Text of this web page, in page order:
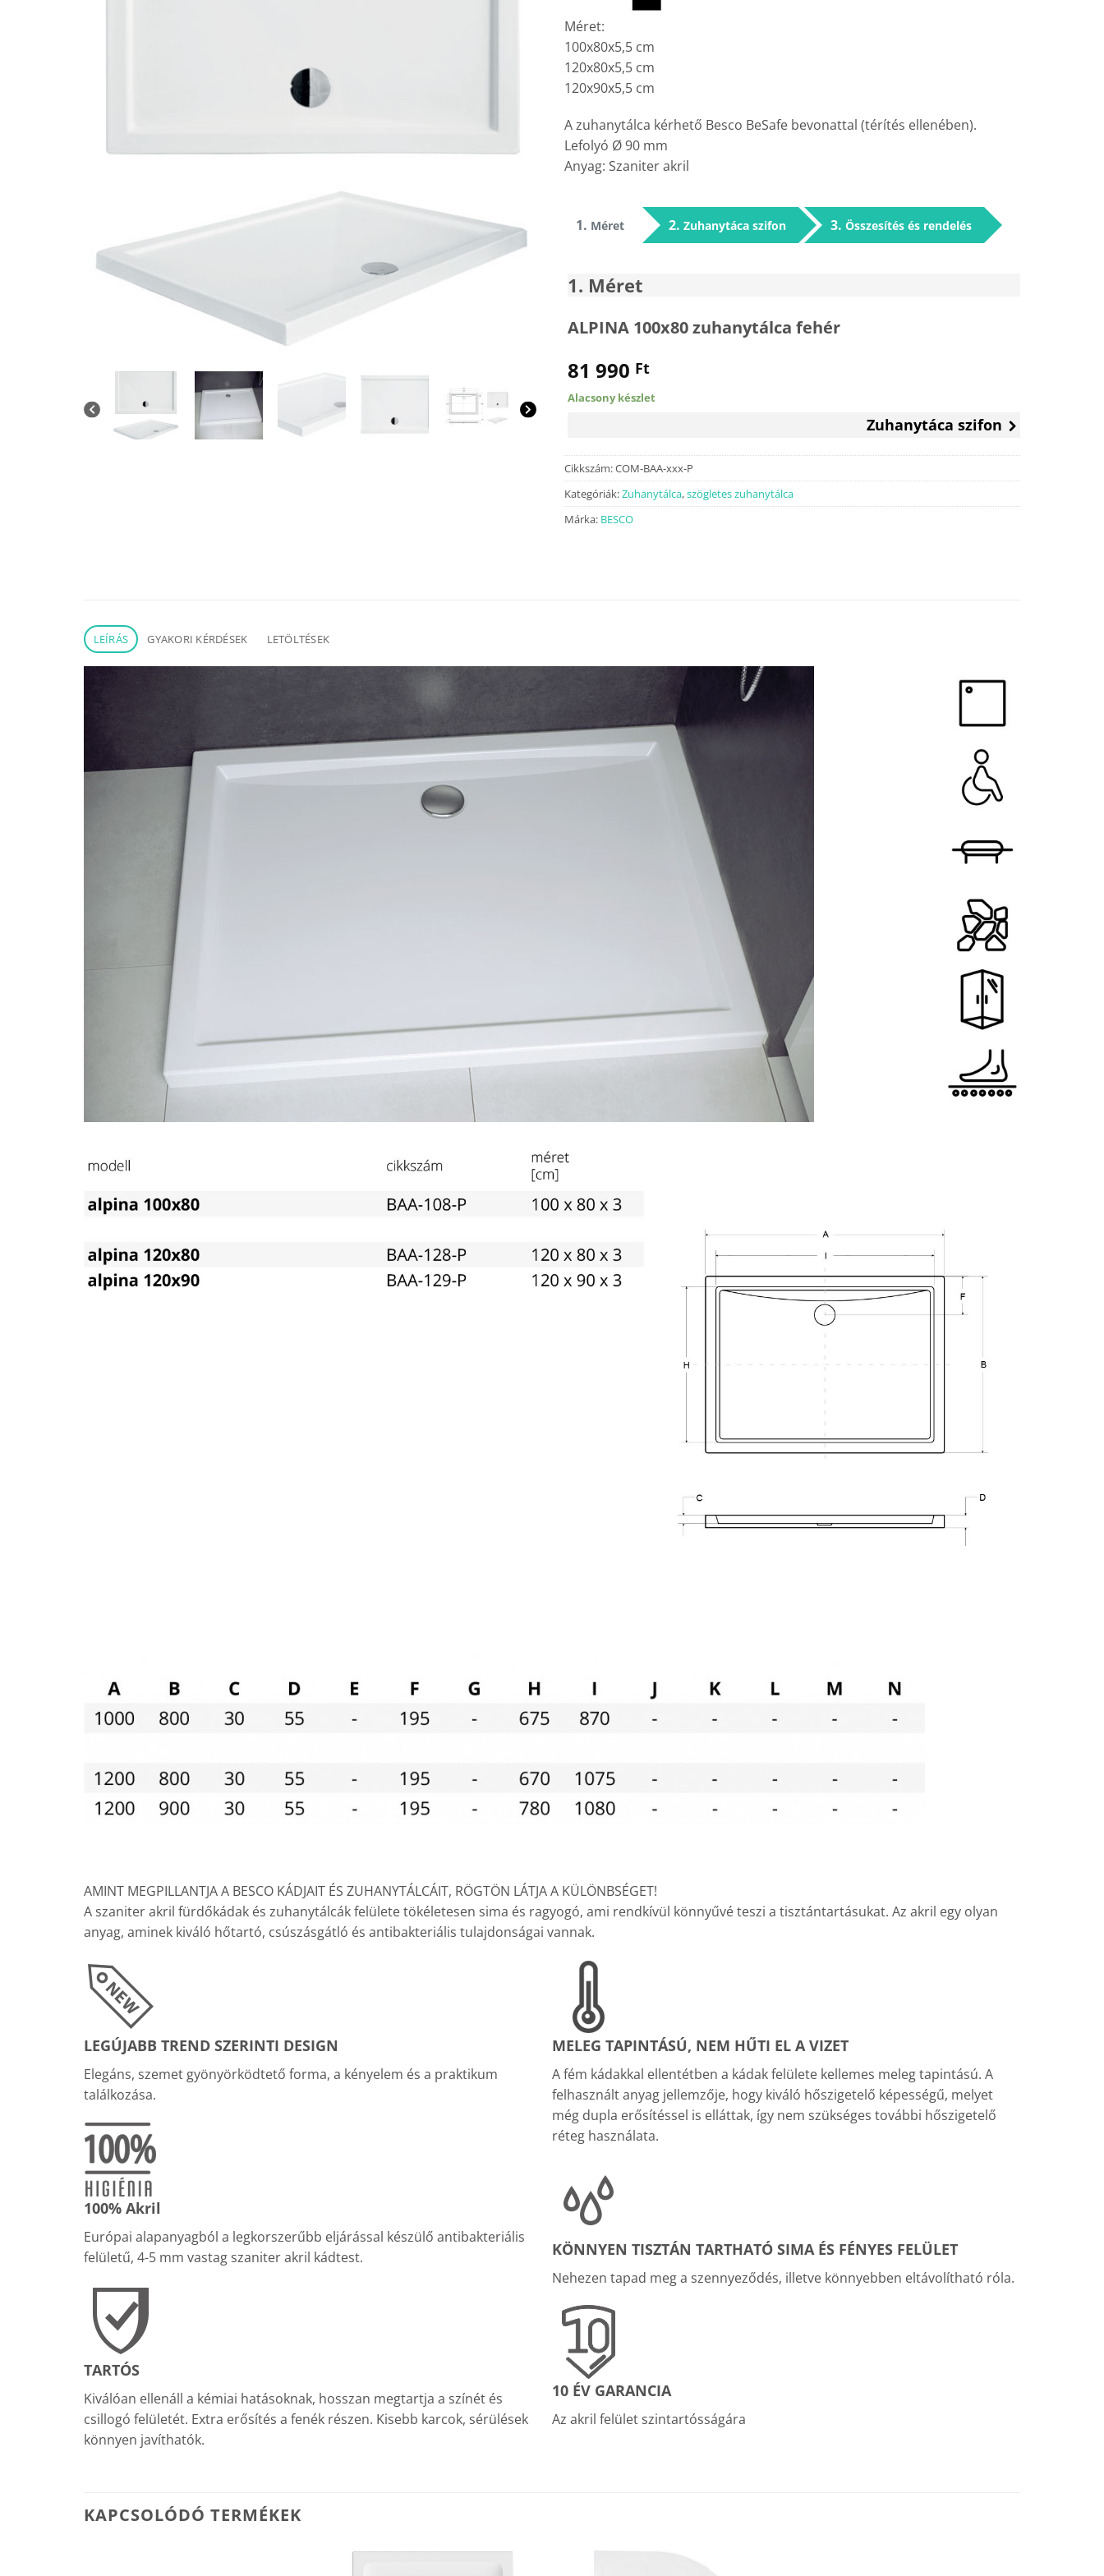
Méret:
100x80x5,5 cm
120x80x5,5 cm
120x90x5,5 cm
A zuhanytálca kérhető Besco BeSafe bevonattal (térítés ellenében).
Lefolyó Ø 90 mm
Anyag: Szaniter akril
1 Méret 2 Zuhanytáca szifon 3 Összesítés és rendelés
1 Méret
ALPINA 100x80 zuhanytálca fehér
81 990 Ft
Alacsony készlet
Zuhanytáca szifon
Cikkszám:COM-BAA-xxx-P
Kategóriák:Zuhanytálca,szögletes zuhanytálca
Márka: BESCO
LEÍRÁS GYAKORI KÉRDÉSEK LETÖLTÉSEK
AMINT MEGPILLANTJA A BESCO KÁDJAIT ÉS ZUHANYTÁLCÁIT, RÖGTÖN LÁTJA A KÜLÖNBSÉGET!
A szaniter akril fürdőkádak és zuhanytálcák felülete tökéletesen sima és ragyogó, ami rendkívül könnyűvé teszi a tisztántartásukat. Az akril egy olyan
anyag, aminek kiváló hőtartó, csúszásgátló és antibakteriális tulajdonságai vannak.
LEGÚJABB TREND SZERINTI DESIGN
Elegáns, szemet gyönyörködtető forma, a kényelem és a praktikum
találkozása.
100% Akril
Európai alapanyagból a legkorszerűbb eljárással készülő antibakteriális
felületű, 4-5 mm vastag szaniter akril kádtest.
TARTÓS
Kiválóan ellenáll a kémiai hatásoknak, hosszan megtartja a színét és
csillogó felületét. Extra erősítés a fenék részen. Kisebb karcok, sérülések
könnyen javíthatók.
MELEG TAPINTÁSÚ, NEM HŰTI EL A VIZET
A fém kádakkal ellentétben a kádak felülete kellemes meleg tapintású. A
felhasznált anyag jellemzője, hogy kiváló hőszigetelő képességű, melyet
még dupla erősítéssel is elláttak, így nem szükséges további hőszigetelő
réteg használata.
KÖNNYEN TISZTÁN TARTHATÓ SIMA ÉS FÉNYES FELÜLET
Nehezen tapad meg a szennyeződés, illetve könnyebben eltávolítható róla.
10 ÉV GARANCIA
Az akril felület szintartósságára
KAPCSOLÓDÓ TERMÉKEK